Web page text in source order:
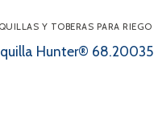
Y TOBERAS PARA RIEGO
Hunter® 68.20035